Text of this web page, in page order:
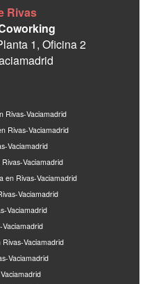
Rivas
1, Oficina 2
Rivas-Vaciamadrid
Rivas-Vaciamadrid
Vaciamadrid
Vaciamadrid
en Rivas-Vaciamadrid
Vaciamadrid
Vaciamadrid
Vaciamadrid
Vaciamadrid